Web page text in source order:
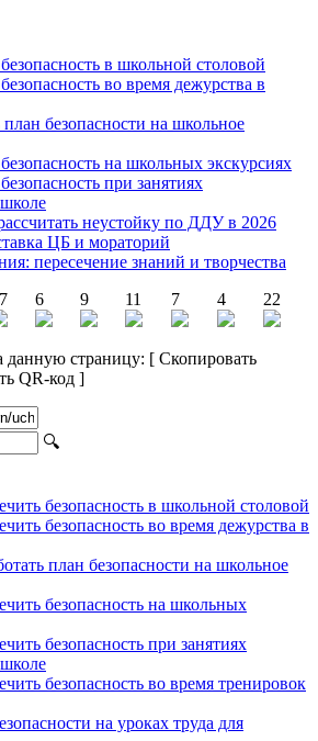
в школьной столовой
во время дежурства в
план безопасности на школьное
на школьных экскурсиях
при занятиях
неустойку по ДДУ в 2026
ЦБ и мораторий
пересечение знаний и творчества
6 9 11 7 4 22
данную страницу: [ Скопировать
QR-код ]
🔍
безопасность в школьной столовой
безопасность во время дежурства в
план безопасности на школьное
безопасность на школьных
безопасность при занятиях
безопасность во время тренировок
на уроках труда для